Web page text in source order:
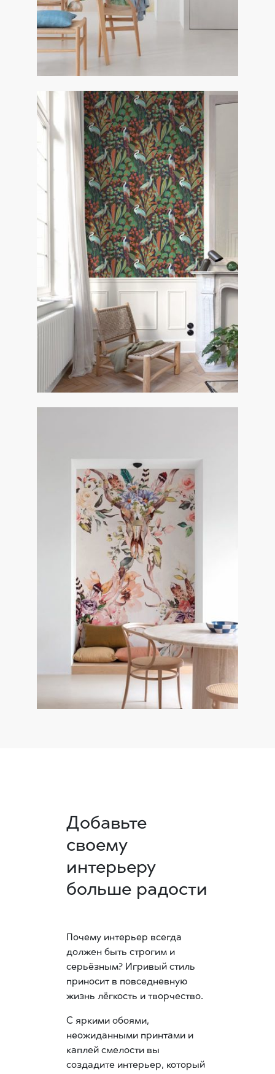
Добавьте
своему
интерьеру
больше радости
Почему интерьер всегда
должен быть строгим и
серьёзным? Игривый стиль
приносит в повседневную
жизнь лёгкость и творчество.
С яркими обоями,
неожиданными принтами и
каплей смелости вы
создадите интерьер, который